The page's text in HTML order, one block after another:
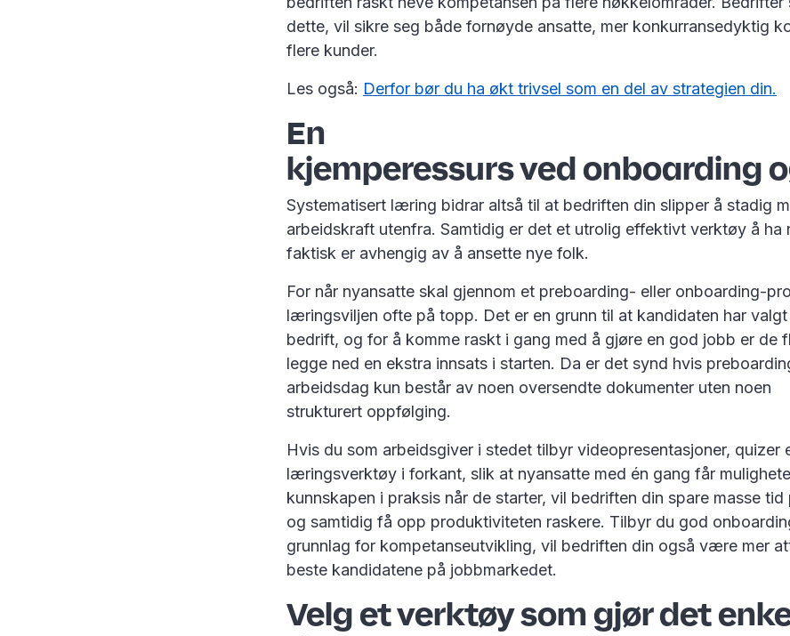
dette, vil sikre seg både fornøyde ansatte, mer konkurransedyktig
flere kunder.
Les også: Derfor bør du ha økt trivsel som en del av strategien din.
En
kjemperessurs ved onboarding
Systematisert læring bidrar altså til at bedriften din slipper å stadig
arbeidskraft utenfra. Samtidig er det et utrolig effektivt verktøy å ha
faktisk er avhengig av å ansette nye folk.
For når nyansatte skal gjennom et preboarding- eller onboarding-
læringsviljen ofte på topp. Det er en grunn til at kandidaten har
bedrift, og for å komme raskt i gang med å gjøre en god jobb er de
legge ned en ekstra innsats i starten. Da er det synd hvis
arbeidsdag kun består av noen oversendte dokumenter uten noen
strukturert oppfølging.
Hvis du som arbeidsgiver i stedet tilbyr videopresentasjoner, quizer
læringsverktøy i forkant, slik at nyansatte med én gang får
kunnskapen i praksis når de starter, vil bedriften din spare masse
og samtidig få opp produktiviteten raskere. Tilbyr du god
grunnlag for kompetanseutvikling, vil bedriften din også være mer
beste kandidatene på jobbmarkedet.
Velg et verktøy som gjør det